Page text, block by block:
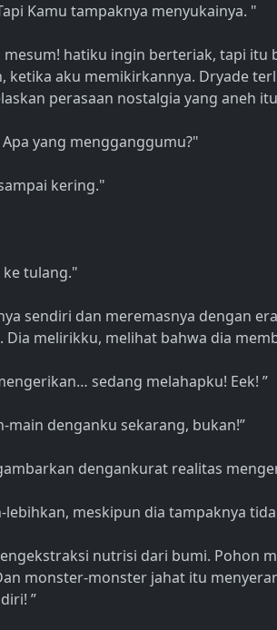
Kamu tampaknya menyukainya. "
mesum! hatiku ingin berteriak, tapi itu
ketika aku memikirkannya. Dryade
perasaan nostalgia yang aneh
yang mengganggumu?"
kering."
tulang."
sendiri dan meremasnya dengan
Dia melirikku, melihat bahwa dia
sedang melahapku! Eek! ”
main denganku sekarang, bukan!”
dengankurat realitas
lebihkan, meskipun dia tampaknya
nutrisi dari bumi. Pohon
monster-monster jahat itu
”